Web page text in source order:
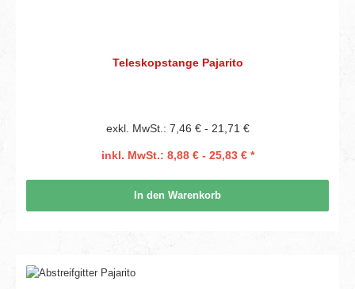
Teleskopstange Pajarito
exkl. MwSt.: 7,46 € - 21,71 €
inkl. MwSt.: 8,88 € - 25,83 € *
In den Warenkorb